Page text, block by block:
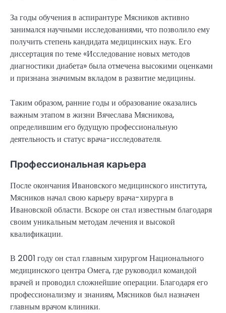
За годы обучения в аспирантуре Мясников активно
занимался научными исследованиями, что позволило ему
получить степень кандидата медицинских наук. Его
диссертация по теме «Исследование новых методов
диагностики диабета» была отмечена высокими оценками
и признана значимым вкладом в развитие медицины.
Таким образом, ранние годы и образование оказались
важным этапом в жизни Вячеслава Мясникова,
определившим его будущую профессиональную
деятельность и статус врача-исследователя.
Профессиональная карьера
После окончания Ивановского медицинского института,
Мясников начал свою карьеру врача-хирурга в
Ивановской области. Вскоре он стал известным благодаря
своим уникальным методам лечения и высокой
квалификации.
В 2001 году он стал главным хирургом Национального
медицинского центра Омега, где руководил командой
врачей и проводил сложнейшие операции. Благодаря его
профессионализму и знаниям, Мясников был назначен
главным врачом клиники.